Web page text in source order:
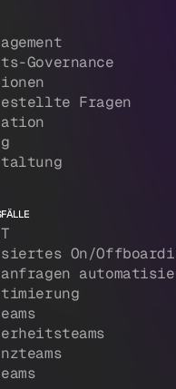
Governance
Fragen
On/